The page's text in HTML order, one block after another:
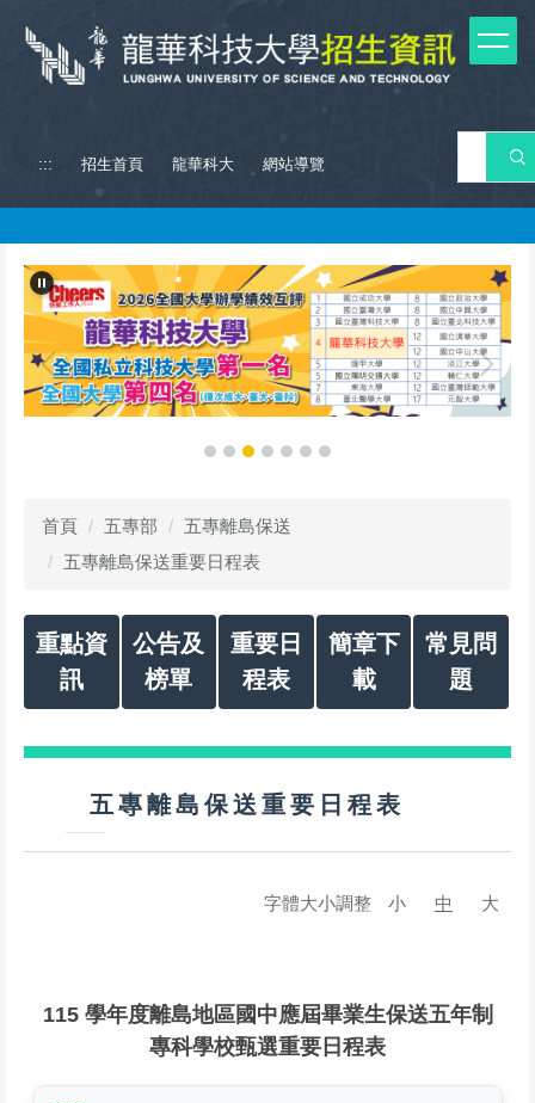
到
::: 招生首頁 龍華科大 網站導覽 搜 尋
首頁 五專部
五專離島保送
五專離島保送重要日程表
重點資
訊
公告及
榜單
重要日
程表
簡章下
載
常見問
題
五專離島保送重要日程表
字體大小調整 小 中 大
115 學年度離島地區國中應屆畢業生保送五年制
專科學校甄選重要日程表